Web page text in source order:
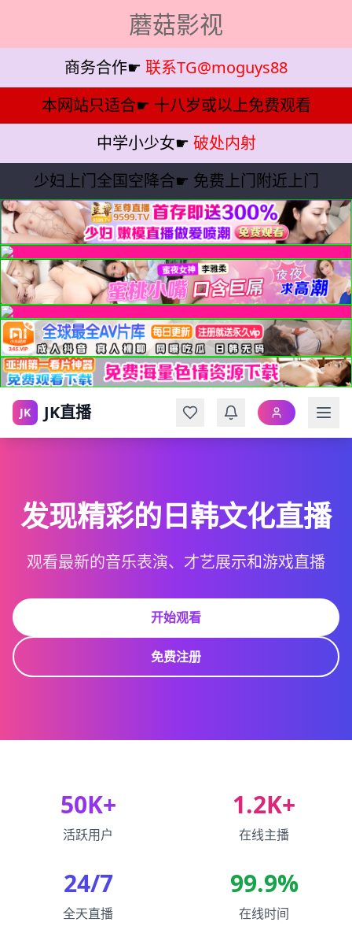
蘑菇影视
商务合作☛ 联系TG@moguys88
本网站只适合☛ 十八岁或以上免费观看
中学小少女☛ 破处内射
少妇上门全国空降合☛ 免费上门附近上门
JK JK直播
发现精彩的日韩文化直播
观看最新的音乐表演、才艺展示和游戏直播
开始观看
免费注册
50K+
活跃用户
1.2K+
在线主播
24/7
全天直播
99.9%
在线时间